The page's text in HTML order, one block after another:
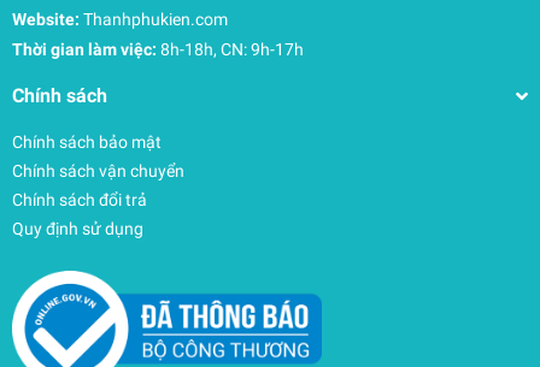
dụng hàng ngày như chìa khóa, dao, đồng xu,
thẩm chí sử dụng bền lâu đến 1 - 2 năm mà ít bị
xước như những miếng dán thông thường.
Website: Thanhphukien.com
Thời gian làm việc: 8h-18h, CN: 9h-17h
Chính sách
Chính sách bảo mật
Chính sách vận chuyển
Chính sách đổi trả
Quy định sử dụng